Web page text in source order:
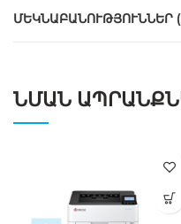
ՄԵԿՆԱԲԱՆՈՒԹՅՈՒՆՆԵՐ
ՆՄԱՆ